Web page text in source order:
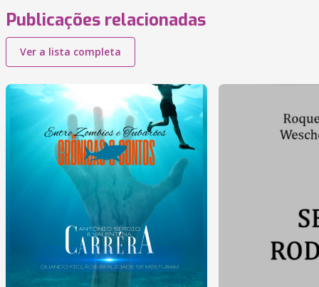
Publicações relacionadas
Ver a lista completa